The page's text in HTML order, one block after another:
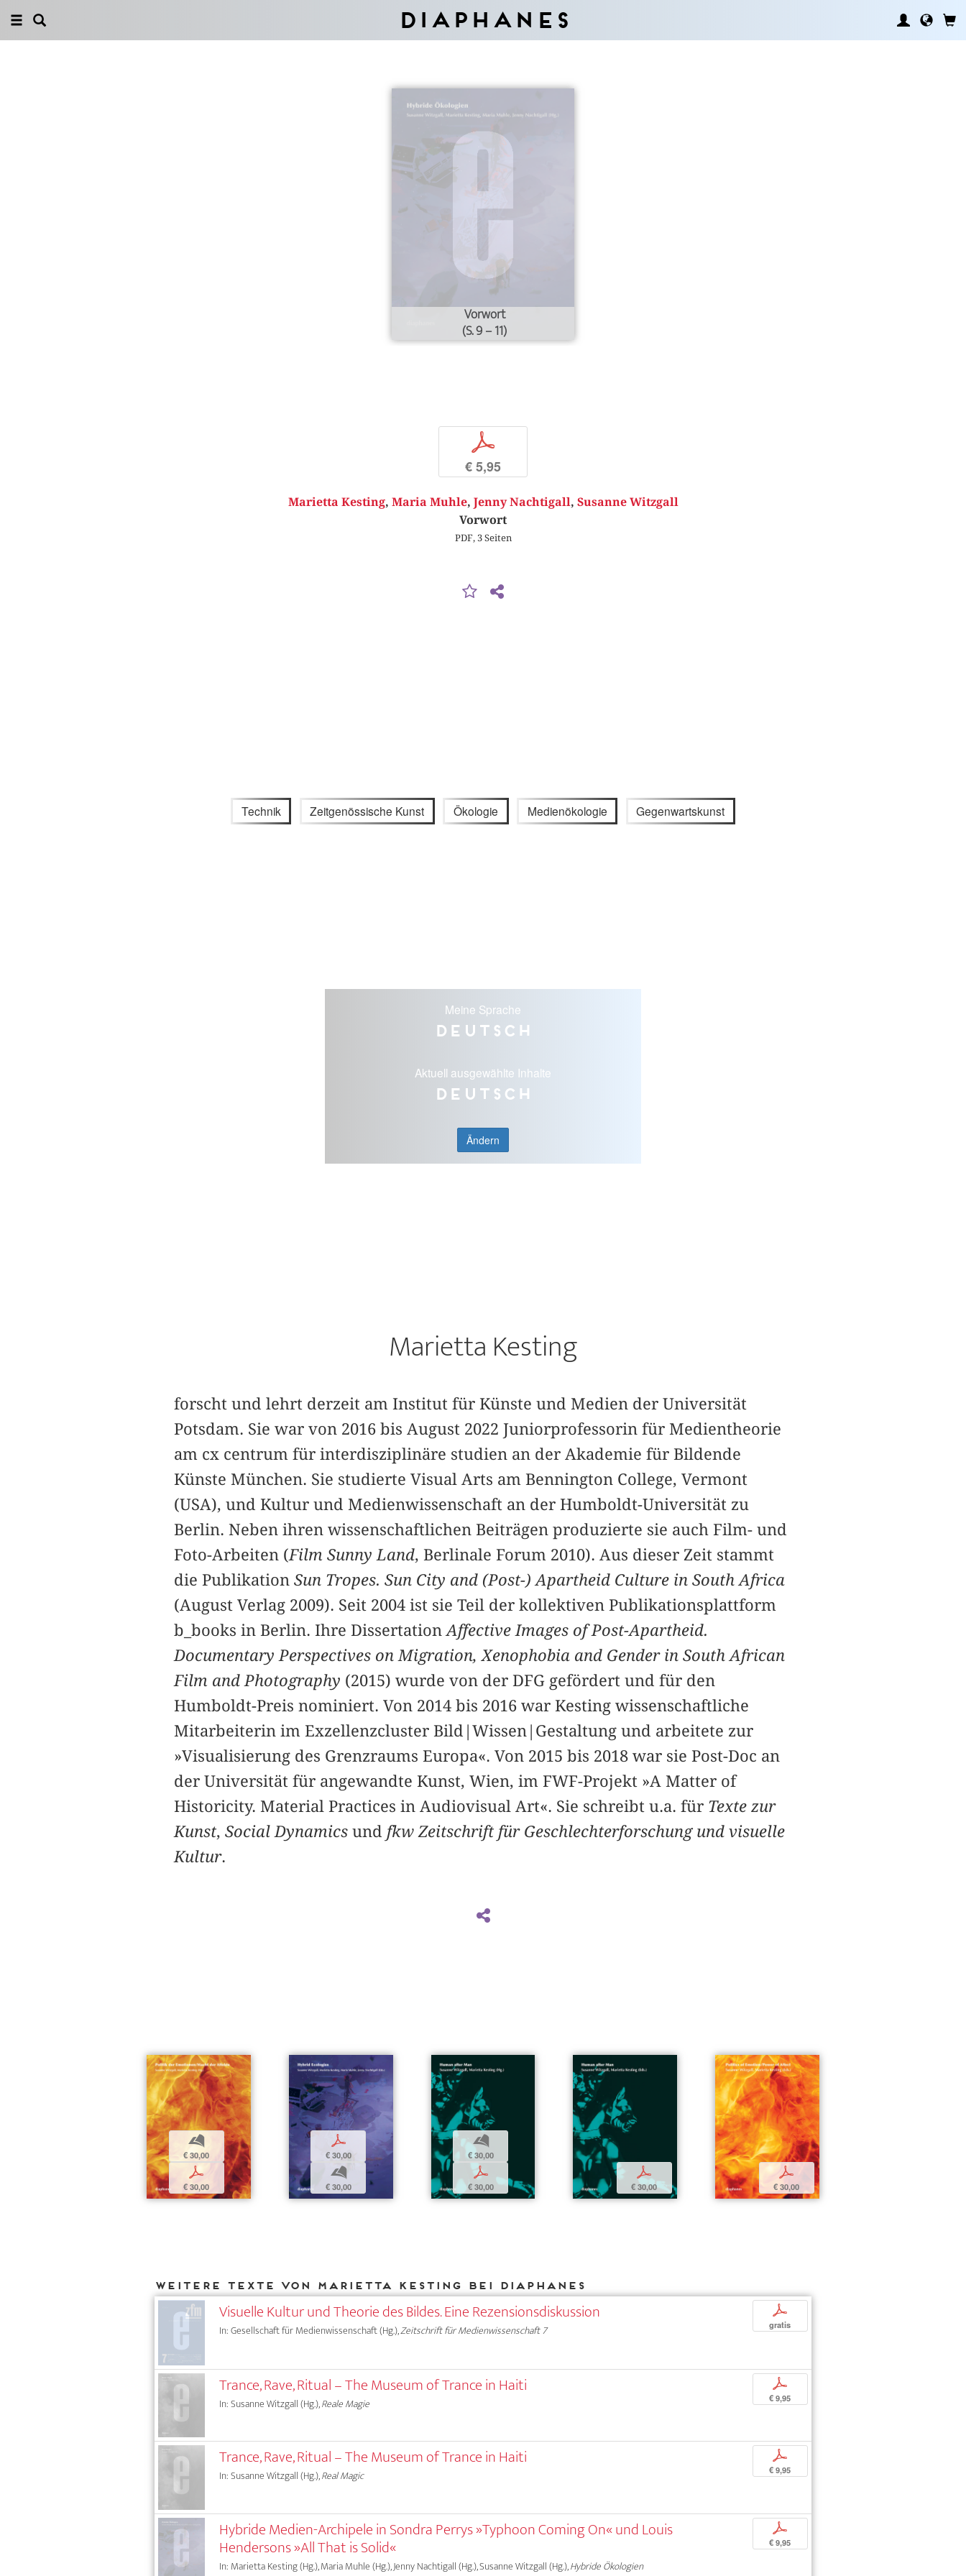
Diaphanes
Vorwort
(S. 9 – 11)
p
€ 5,95
Marietta Kesting, Maria Muhle, Jenny Nachtigall, Susanne Witzgall
Vorwort
PDF, 3 Seiten
Technik Zeitgenössische Kunst Ökologie Medienökologie Gegenwartskunst
Meine Sprache
Deutsch
Aktuell ausgewählte Inhalte
Deutsch
Ändern
Marietta Kesting
forscht und lehrt derzeit am Institut für Künste und Medien der Universität
Potsdam. Sie war von 2016 bis August 2022 Juniorprofessorin für Medientheorie
am cx centrum für interdisziplinäre studien an der Akademie für Bildende
Künste München. Sie studierte Visual Arts am Bennington College, Vermont
(USA), und Kultur und Medienwissenschaft an der Humboldt-Universität zu
Berlin. Neben ihren wissenschaftlichen Beiträgen produzierte sie auch Film- und
Foto-Arbeiten (Film Sunny Land, Berlinale Forum 2010). Aus dieser Zeit stammt
die Publikation Sun Tropes. Sun City and (Post-) Apartheid Culture in South Africa
(August Verlag 2009). Seit 2004 ist sie Teil der kollektiven Publikationsplattform
b_books in Berlin. Ihre Dissertation Affective Images of Post-Apartheid.
Documentary Perspectives on Migration, Xenophobia and Gender in South African
Film and Photography (2015) wurde von der DFG gefördert und für den
Humboldt-Preis nominiert. Von 2014 bis 2016 war Kesting wissenschaftliche
Mitarbeiterin im Exzellenzcluster Bild|Wissen|Gestaltung und arbeitete zur
»Visualisierung des Grenzraums Europa«. Von 2015 bis 2018 war sie Post-Doc an
der Universität für angewandte Kunst, Wien, im FWF-Projekt »A Matter of
Historicity. Material Practices in Audiovisual Art«. Sie schreibt u.a. für Texte zur
Kunst, Social Dynamicsund fkw Zeitschrift für Geschlechterforschung und visuelle
Kultur.
b
€ 30,00
p
€ 30,00
p
€ 30,00
b
€ 30,00
b
€ 30,00
p
€ 30,00
p
€ 30,00
p
€ 30,00
Weitere Texte von Marietta Kesting bei DIAPHANES
Visuelle Kultur und Theorie des Bildes. Eine Rezensionsdiskussion
In: Gesellschaft für Medienwissenschaft (Hg.),Zeitschrift für Medienwissenschaft 7
p
gratis
Trance, Rave, Ritual – The Museum of Trance in Haiti
In: Susanne Witzgall (Hg.),Reale Magie
p
€ 9,95
Trance, Rave, Ritual – The Museum of Trance in Haiti
In: Susanne Witzgall (Hg.),Real Magic
p
€ 9,95
Hybride Medien-Archipele in Sondra Perrys »Typhoon Coming On« und Louis
Hendersons »All That is Solid«
In: Marietta Kesting (Hg.), Maria Muhle (Hg.), Jenny Nachtigall (Hg.), Susanne Witzgall (Hg.),Hybride Ökologien
p
€ 9,95